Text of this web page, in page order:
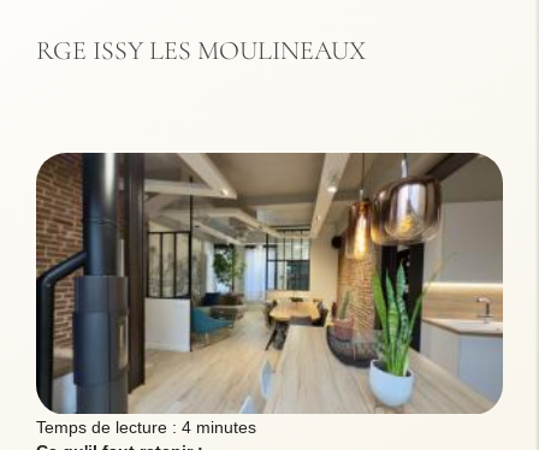
RGE ISSY LES MOULINEAUX
Temps de lecture : 4 minutes